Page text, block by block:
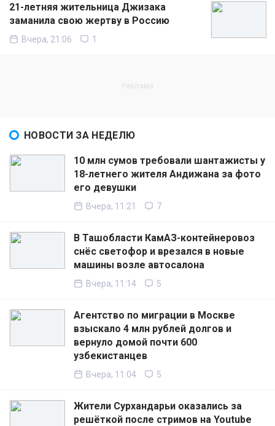
21-летняя жительница Джизака
заманила свою жертву в Россию
Вчера, 21:06 1
НОВОСТИ ЗА НЕДЕЛЮ
10 млн сумов требовали шантажисты у
18-летнего жителя Андижана за фото
его девушки
Вчера, 11:21 7
В Ташобласти КамАЗ-контейнеровоз
снёс светофор и врезался в новые
машины возле автосалона
Вчера, 11:14 5
Агентство по миграции в Москве
взыскало 4 млн рублей долгов и
вернуло домой почти 600
узбекистанцев
Вчера, 11:04 5
Жители Сурхандарьи оказались за
решёткой после стримов на Youtube